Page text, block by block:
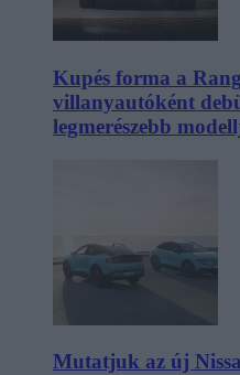
Kupés forma a
villanyautóként
legmerészebb
Mutatjuk az új